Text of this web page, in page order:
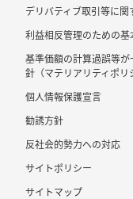
デリバティブ取引等に
利益相反管理のための基
基準価額の計算過誤等
針（マテリアリティポリ
個人情報保護宣言
勧誘方針
反社会的勢力への対応
サイトポリシー
サイトマップ